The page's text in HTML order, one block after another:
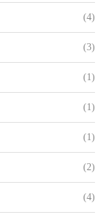
(4)
(3)
(1)
(1)
(1)
(2)
(4)